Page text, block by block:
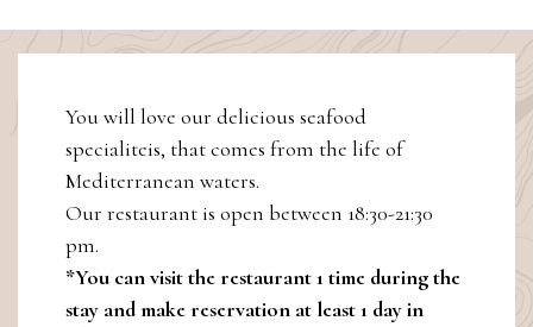
You will love our delicious seafood
specialiteis, that comes from the life of
Mediterranean waters.
Our restaurant is open between 18:30-21:30
pm.
*You can visit the restaurant 1 time during the
stay and make reservation at least 1 day in